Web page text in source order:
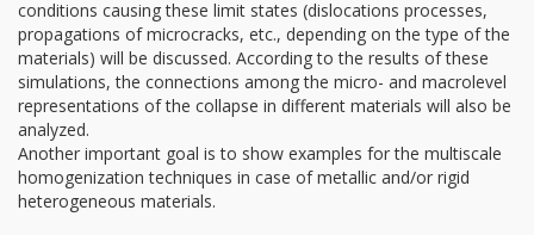
conditions causing these limit states (dislocations processes,
propagations of microcracks, etc., depending on the type of the
materials) will be discussed. According to the results of these
simulations, the connections among the micro- and macrolevel
representations of the collapse in different materials will also be
analyzed.
Another important goal is to show examples for the multiscale
homogenization techniques in case of metallic and/or rigid
heterogeneous materials.